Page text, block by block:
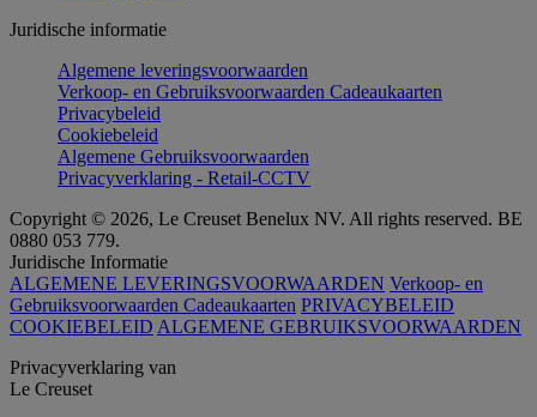
Juridische informatie
Algemene leveringsvoorwaarden
Verkoop- en Gebruiksvoorwaarden Cadeaukaarten
Privacybeleid
Cookiebeleid
Algemene Gebruiksvoorwaarden
Privacyverklaring - Retail-CCTV
Copyright © 2026, Le Creuset Benelux NV. All rights reserved. BE
0880 053 779.
Juridische Informatie
ALGEMENE LEVERINGSVOORWAARDEN Verkoop- en
Gebruiksvoorwaarden Cadeaukaarten PRIVACYBELEID
COOKIEBELEID ALGEMENE GEBRUIKSVOORWAARDEN
Privacyverklaring van
Le Creuset